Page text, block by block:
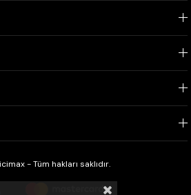
- Tüm hakları saklıdır.